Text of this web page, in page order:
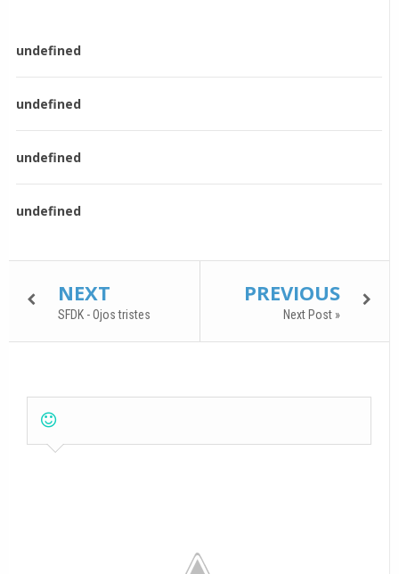
undefined
undefined
undefined
undefined
NEXT
SFDK - Ojos tristes
PREVIOUS
Next Post »